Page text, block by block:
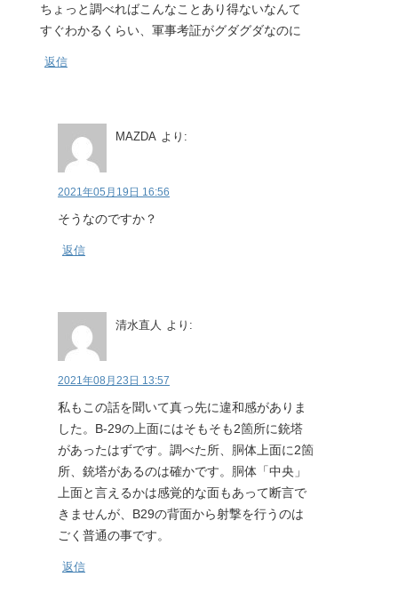
ちょっと調べればこんなことあり得ないなんて
すぐわかるくらい、軍事考証がグダグダなのに
返信
MAZDA より:
2021年05月19日 16:56
そうなのですか？
返信
清水直人 より:
2021年08月23日 13:57
私もこの話を聞いて真っ先に違和感がありま
した。B-29の上面にはそもそも2箇所に銃塔
があったはずです。調べた所、胴体上面に2箇
所、銃塔があるのは確かです。胴体「中央」
上面と言えるかは感覚的な面もあって断言で
きませんが、B29の背面から射撃を行うのは
ごく普通の事です。
返信